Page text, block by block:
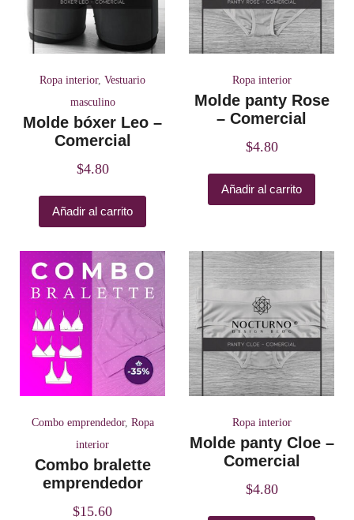
Ropa interior, Vestuario
masculino
Molde bóxer Leo –
Comercial
$4.80
Añadir al carrito
Ropa interior
Molde panty Rose
– Comercial
$4.80
Añadir al carrito
Combo emprendedor, Ropa
interior
Combo bralette
emprendedor
$15.60
Ropa interior
Molde panty Cloe –
Comercial
$4.80